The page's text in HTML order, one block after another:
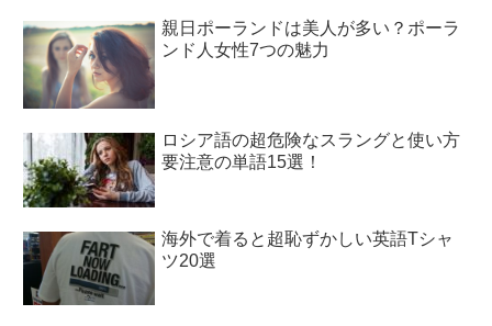
親日ポーランドは美人が多い？ポーラ
ンド人女性7つの魅力
ロシア語の超危険なスラングと使い方
要注意の単語15選！
海外で着ると超恥ずかしい英語Tシャ
ツ20選